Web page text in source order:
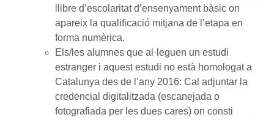
llibre d’escolaritat d’ensenyament bàsic on
apareix la qualificació mitjana de l’etapa en
forma numèrica.
Els/les alumnes que al·leguen un estudi
estranger i aquest estudi no està homologat a
Catalunya des de l’any 2016: Cal adjuntar la
credencial digitalitzada (escanejada o
fotografiada per les dues cares) on consti